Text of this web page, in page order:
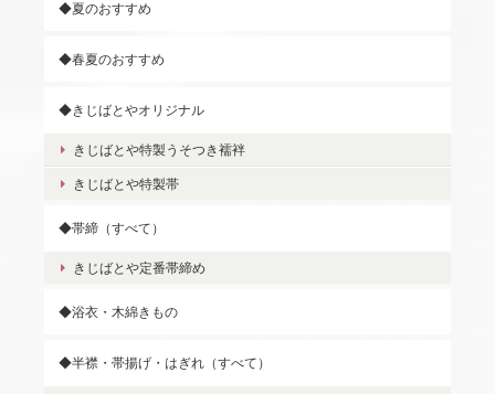
◆夏のおすすめ
◆春夏のおすすめ
◆きじばとやオリジナル
きじばとや特製うそつき襦袢
きじばとや特製帯
◆帯締（すべて）
きじばとや定番帯締め
◆浴衣・木綿きもの
◆半襟・帯揚げ・はぎれ（すべて）